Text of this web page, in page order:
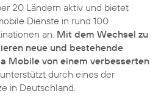
20 Ländern aktiv und bietet
Dienste in rund 100
an. Mit dem Wechsel zu
neue und bestehende
Mobile von einem verbesserten
durch eines der
in Deutschland.